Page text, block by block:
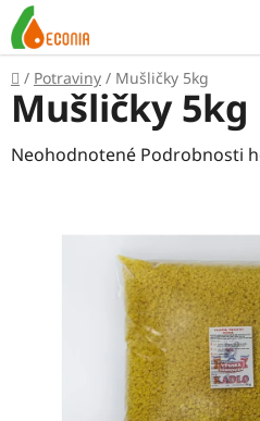
Prejsť
na
obsah
Domov
/ Potraviny / Mušličky 5kg
Mušličky 5kg
Priemerné
Neohodnotené Podrobnosti